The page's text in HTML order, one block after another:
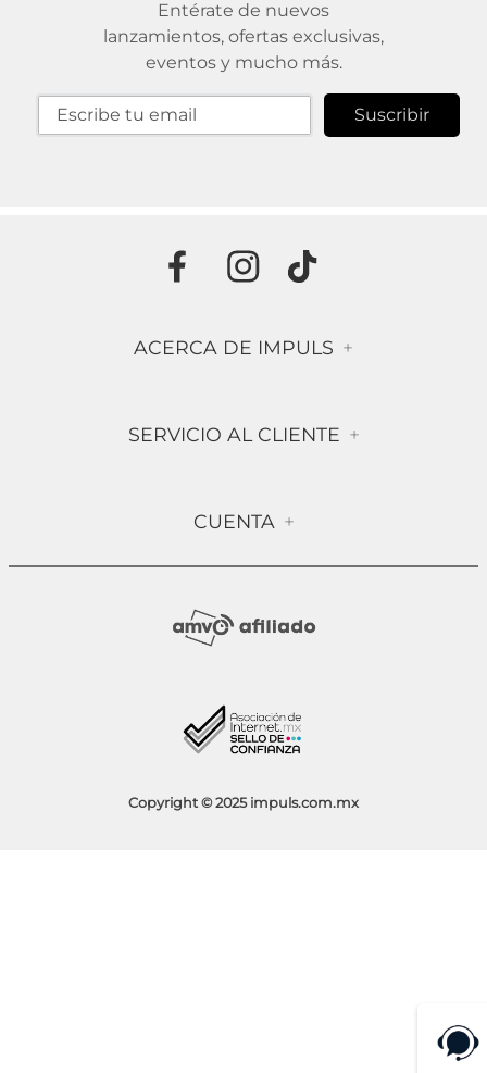
Entérate de nuevos
lanzamientos, ofertas exclusivas,
eventos y mucho más.
Suscribir
ACERCA DE IMPULS +
Contáctanos
Compra Segura
Sucursales
SERVICIO AL CLIENTE +
Política de Devolución
Aviso de Privacidad
CUENTA +
Socios Impuls
Copyright © 2025 impuls.com.mx